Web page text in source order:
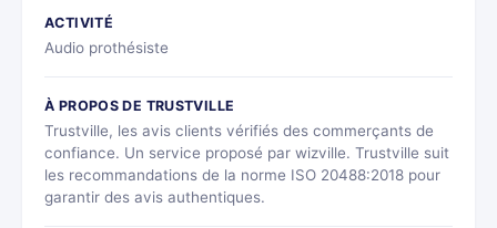
ACTIVITÉ
Audio prothésiste
À PROPOS DE TRUSTVILLE
Trustville, les avis clients vérifiés des commerçants de
confiance. Un service proposé par wizville. Trustville suit
les recommandations de la norme ISO 20488:2018 pour
garantir des avis authentiques.